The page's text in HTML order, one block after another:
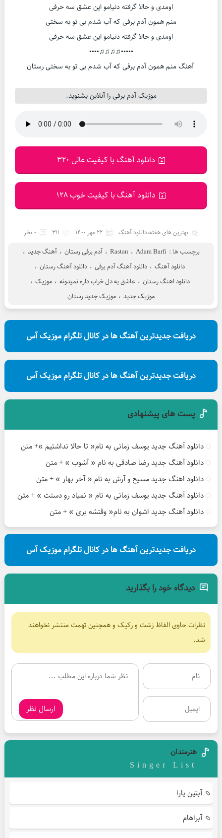
اومدی و حالا گرفته دنیامو این عشق سه حرفی
منم همون آدم برفی که آب شدم بی تو به سختی
اومدی و حالا گرفته دنیامو این عشق سه حرفی
•••••♫♫♫♫••••
آهنگ منم همون آدم برفی که آب شدم بی تو به سختی رستان
موزیک آدم برفی را آنلاین بشنوید.
دانلود آهنگ با کیفیت عالی 320
دانلود آهنگ با کیفیت خوب 128
بهترین های هفته،دانلود آهنگ 22 مهر 1400 311 0 نظر
برچسب ها : Adam Barfi ، Rastan ، آدم برفی رستان ، آهنگ جدید ،
دانلود آهنگ ، دانلود آهنگ آدم برفی ، دانلود آهنگ رستان ،
دانلود اهنگ رستان ، عاشق یه دل خراب داره نمیدونه ، موزیک ،
موزیک جدید ، موزیک جدید رستان
دریافت جدیدترین آهنگ ها در کانال تلگرام موزیک آس
دریافت جدیدترین آهنگ ها در کانال تلگرام موزیک آس
پست های پیشنهادی
دانلود آهنگ جدید یوسف زمانی به نام« تا حالا نداشتیم »+ متن
دانلود آهنگ جدید رضا صادقی به نام « آشوب » + متن
دانلود اهنگ جدید مسیح و آرش به نام « آخر بهار » + متن
دانلود آهنگ جدید یوسف زمانی به نام « نمیاد رو دستت » + متن
دانلود آهنگ جدید اشوان به نام« وقتشه بری » + متن
دریافت جدیدترین آهنگ ها در کانال تلگرام موزیک آس
دیدگاه خود را بگذارید
نظرات حاوی الفاظ زشت و رکیک و همچنین تهمت منتشر نخواهند
شد.
ارسال نظر
هنرمندان
Singer List
آبتین یارا
آبراهام